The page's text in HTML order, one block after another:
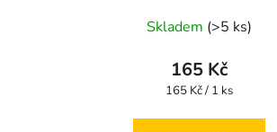
Skladem (>5 ks)
165 Kč
Měrná
165 Kč / 1 ks